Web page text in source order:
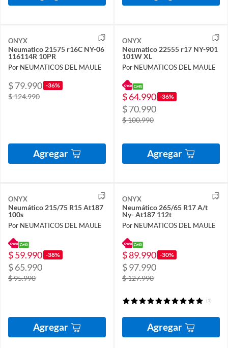
ONYX
Neumatico 21575 r16C NY-06
116114R 10PR
Por NEUMATICOS DEL MAULE
$ 79.990 -36%
$ 124.990
Agregar
ONYX
Neumatico 22555 r17 NY-901
101W XL
Por NEUMATICOS DEL MAULE
$ 64.990 -36%
$ 70.990
$ 100.990
Agregar
ONYX
Neumático 215/75 R15 At187
100s
Por NEUMATICOS DEL MAULE
$ 59.990 -38%
$ 65.990
$ 95.990
Agregar
ONYX
Neumático 265/65 R17 A/t
Ny- At187 112t
Por NEUMATICOS DEL MAULE
$ 89.990 -30%
$ 97.990
$ 127.990
(1)
Agregar